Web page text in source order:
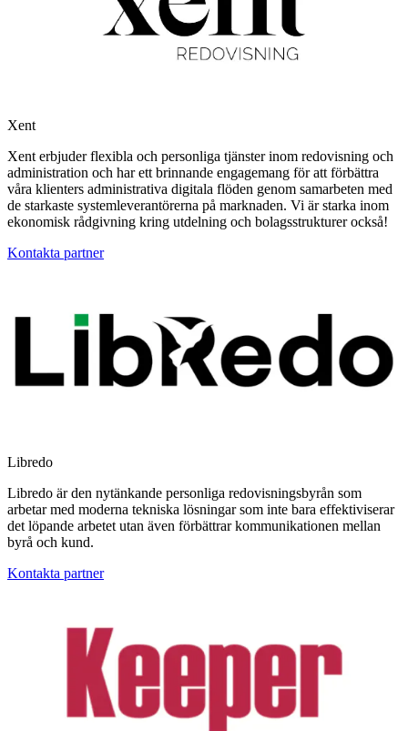
Xent
Xent erbjuder flexibla och personliga tjänster inom redovisning och
administration och har ett brinnande engagemang för att förbättra
våra klienters administrativa digitala flöden genom samarbeten med
de starkaste systemleverantörerna på marknaden. Vi är starka inom
ekonomisk rådgivning kring utdelning och bolagsstrukturer också!
Kontakta partner
Libredo
Libredo är den nytänkande personliga redovisningsbyrån som
arbetar med moderna tekniska lösningar som inte bara effektiviserar
det löpande arbetet utan även förbättrar kommunikationen mellan
byrå och kund.
Kontakta partner